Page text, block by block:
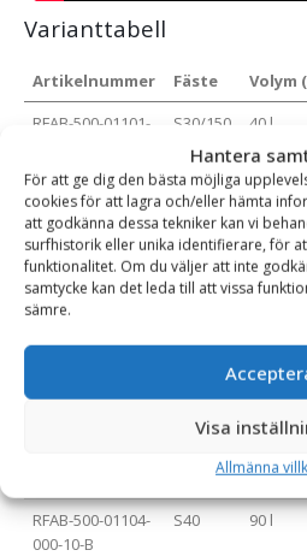
Hantera
För att ge dig den bästa möjliga
cookies för att lagra och/eller hämta
att godkänna dessa tekniker kan vi
surfhistorik eller unika identifierare, för
funktionalitet. Om du väljer att inte
samtycke kan det leda till att vissa
sämre.
Visa
Allmänna
Varianttabell
Artikelnummer Fäste Volym
RFAB-500-01101-
S30/150 40 l
RFAB-500-01102-
000-07-B
S30/180 40 l
RFAB-500-01101-
000-08-B
S30/150 60 l
RFAB-500-01102-
000-08-B
S30/150 90 l
RFAB-500-01104-
000-10-B
S40 90 l